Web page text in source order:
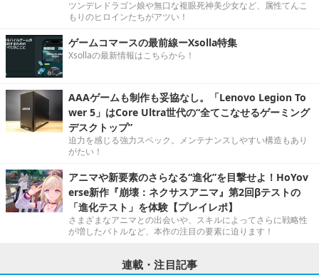
ツンデレドラゴン娘や無口な複眼死神美少女など、属性てんこ
もりのヒロインたちがアツい！
ゲームコマースの最前線ーXsolla特集
Xsollaの最新情報はこちらから！
AAAゲームも制作も妥協なし。「Lenovo Legion To
wer 5」はCore Ultra世代の“全てこなせるゲーミング
デスクトップ”
迫力を感じる強力スペック。メンテナンスしやすい構造もあり
がたい！
アニマや新要素のさらなる“進化”を目撃せよ！HoYov
erse新作『崩壊：ネクサスアニマ』第2回βテストの
「進化テスト」を体験【プレイレポ】
さまざまなアニマとの出会いや、スキルによってさらに戦略性
が増したバトルなど、本作の注目の要素に迫ります！
連載・注目記事